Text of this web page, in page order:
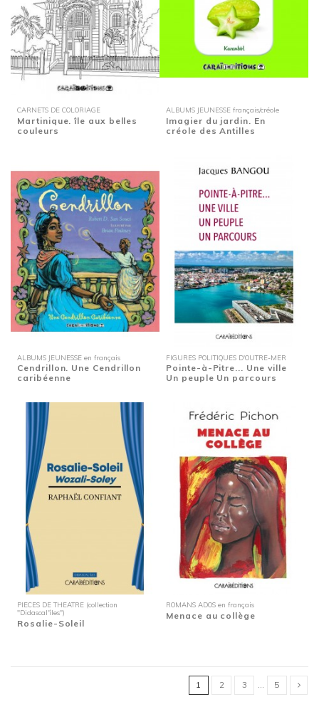
CARNETS DE COLORIAGE
Martinique. île aux belles
couleurs
ALBUMS JEUNESSE français/créole
Imagier du jardin. En
créole des Antilles
ALBUMS JEUNESSE en français
Cendrillon. Une Cendrillon
caribéenne
FIGURES POLITIQUES D'OUTRE-MER
Pointe-à-Pitre... Une ville
Un peuple Un parcours
PIECES DE THEATRE (collection
"Didascal'îles")
Rosalie-Soleil
ROMANS ADOS en français
Menace au collège
1 2 3 … 5